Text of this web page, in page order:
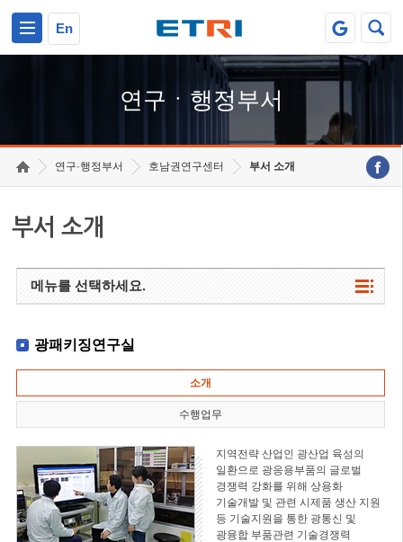
En
연구ㆍ행정부서
연구·행정부서 호남권연구센터 부서 소개
부서 소개
메뉴를 선택하세요.
광패키징연구실
소개
수행업무
지역전략 산업인 광산업 육성의
일환으로 광응용부품의 글로벌
경쟁력 강화를 위해 상용화
기술개발 및 관련 시제품 생산 지원
등 기술지원을 통한 광통신 및
광융합 부품관련 기술경쟁력